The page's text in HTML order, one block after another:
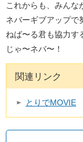
これからも、みんな
ネバーギブアップで
ねば〜る君も協力す
じゃ〜ネバ〜！
関連リンク
とりでMOVIE